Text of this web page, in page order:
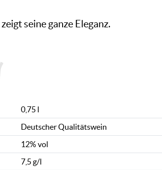
seine ganze Eleganz.
0,75 l
Deutscher Qualitätswein
12% vol
7,5 g/l